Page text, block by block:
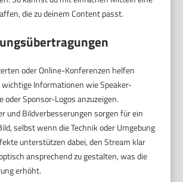
die zu deinem Content passt.
oder Online-Konferenzen helfen
Informationen wie Speaker-
oder Sponsor-Logos anzuzeigen.
und Bildverbesserungen sorgen für ein
selbst wenn die Technik oder Umgebung
unterstützen dabei, den Stream klar
ansprechend zu gestalten, was die
erhöht.